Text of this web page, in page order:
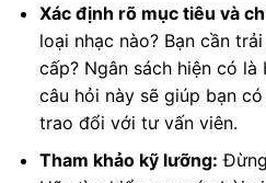
Xác định rõ mục tiêu và
loại nhạc nào? Bạn cần
cấp? Ngân sách hiện có là
câu hỏi này sẽ giúp bạn
trao đổi với tư vấn viên.
Tham khảo kỹ lưỡng: